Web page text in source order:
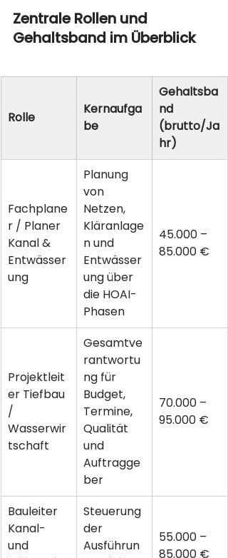
Zentrale Rollen und
Gehaltsband im Überblick
Rolle
Kernaufga
be
Gehaltsba
nd
(brutto/Ja
hr)
Fachplane
r / Planer
Kanal &
Entwässer
ung
Planung
von
Netzen,
Kläranlage
n und
Entwässer
ung über
die HOAI-
Phasen
45.000 –
85.000 €
Projektleit
er Tiefbau
/
Wasserwir
tschaft
Gesamtve
rantwortu
ng für
Budget,
Termine,
Qualität
und
Auftragge
ber
70.000 –
95.000 €
Bauleiter
Kanal-
und
Steuerung
der
Ausführun
55.000 –
85.000 €